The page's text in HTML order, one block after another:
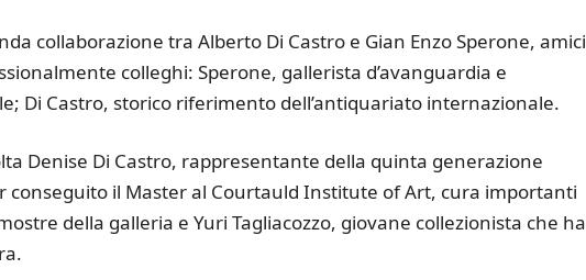
collaborazione tra Alberto Di Castro e Gian Enzo Sperone, amici
colleghi: Sperone, gallerista d’avanguardia e
Di Castro, storico riferimento dell’antiquariato internazionale.
Denise Di Castro, rappresentante della quinta generazione
conseguito il Master al Courtauld Institute of Art, cura importanti
della galleria e Yuri Tagliacozzo, giovane collezionista che ha